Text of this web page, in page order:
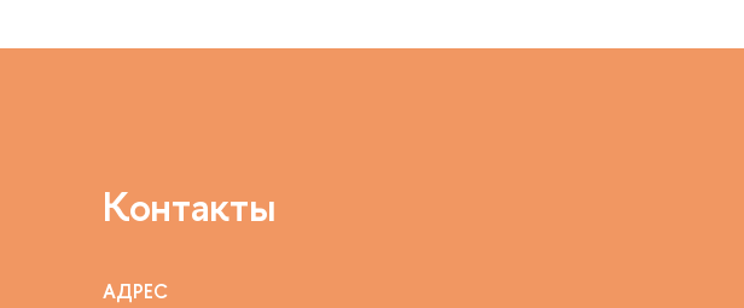
Контакты
АДРЕС